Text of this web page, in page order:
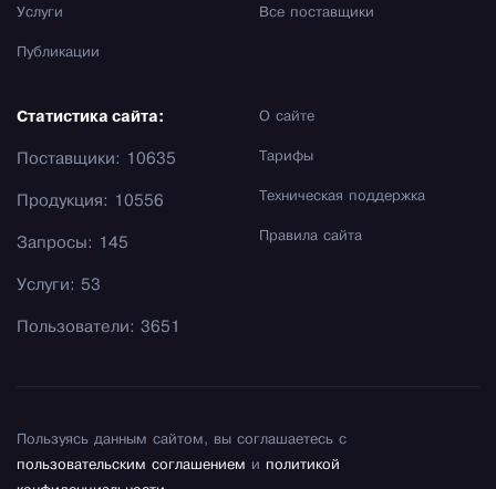
Услуги
Публикации
Все поставщики
О сайте
Тарифы
Техническая поддержка
Правила сайта
Статистика сайта:
Поставщики: 10635
Продукция: 10556
Запросы: 145
Услуги: 53
Пользователи: 3651
Пользуясь данным сайтом, вы соглашаетесь с
пользовательским соглашением и политикой